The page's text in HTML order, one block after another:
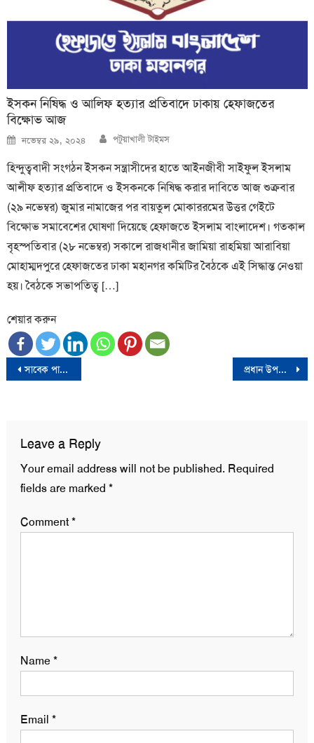
ইসকন নিষিদ্ধ ও আলিফ হত্যার প্রতিবাদে ঢাকায় হেফাজতের
বিক্ষোভ আজ
Posted
on
নভেম্বর ২৯, ২০২৪ Author
পটুয়াখালী টাইমস
হিন্দুত্ববাদী সংগঠন ইসকন সন্ত্রাসীদের হাতে আইনজীবী সাইফুল ইসলাম
আলীফ হত্যার প্রতিবাদে ও ইসকনকে নিষিদ্ধ করার দাবিতে আজ শুক্রবার
(২৯ নভেম্বর) জুমার নামাজের পর বায়তুল মোকাররমের উত্তর গেইটে
বিক্ষোভ সমাবেশের ঘোষণা দিয়েছে হেফাজতে ইসলাম বাংলাদেশ। গতকাল
বৃহস্পতিবার (২৮ নভেম্বর) সকালে রাজধানীর জামিয়া রাহমিয়া আরাবিয়া
মোহাম্মদপুরে হেফাজতের ঢাকা মহানগর কমিটির বৈঠকে এই সিদ্ধান্ত নেওয়া
হয়। বৈঠকে সভাপতিত্ব […]
শেয়ার করুন
Post
সাবেক পানি সম্পদ প্রতিমন্ত্রী মাহবুবুর রহমানের ইন্তেকাল প্রধান উপদেষ্টার সঙ্গে সেনা প্রধানের সাক্ষাৎ
Leave a Reply
Your email address will not be published. Required
fields are marked *
Comment*
Name*
Email *